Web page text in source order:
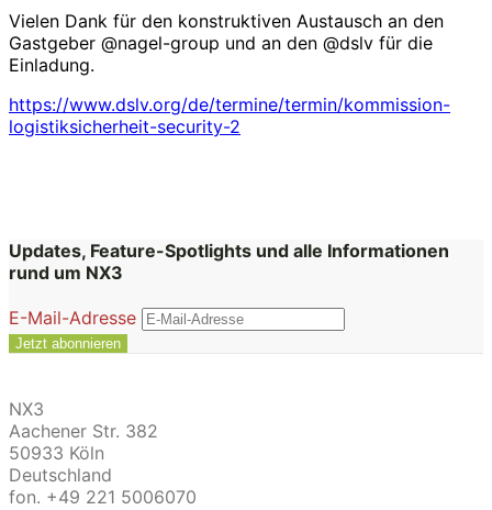
Vielen Dank für den konstruktiven Austausch an den
Gastgeber @nagel-group und an den @dslv für die
Einladung.
https://www.dslv.org/de/termine/termin/kommission-
logistiksicherheit-security-2
Updates, Feature-Spotlights und alle Informationen
rund um NX3
E-Mail-Adresse
NX3
Aachener Str. 382
50933 Köln
Deutschland
fon. +49 221 5006070